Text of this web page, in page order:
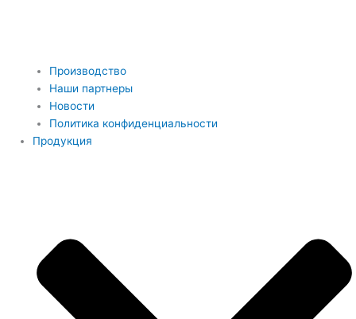
Производство
Наши партнеры
Новости
Политика конфиденциальности
Продукция